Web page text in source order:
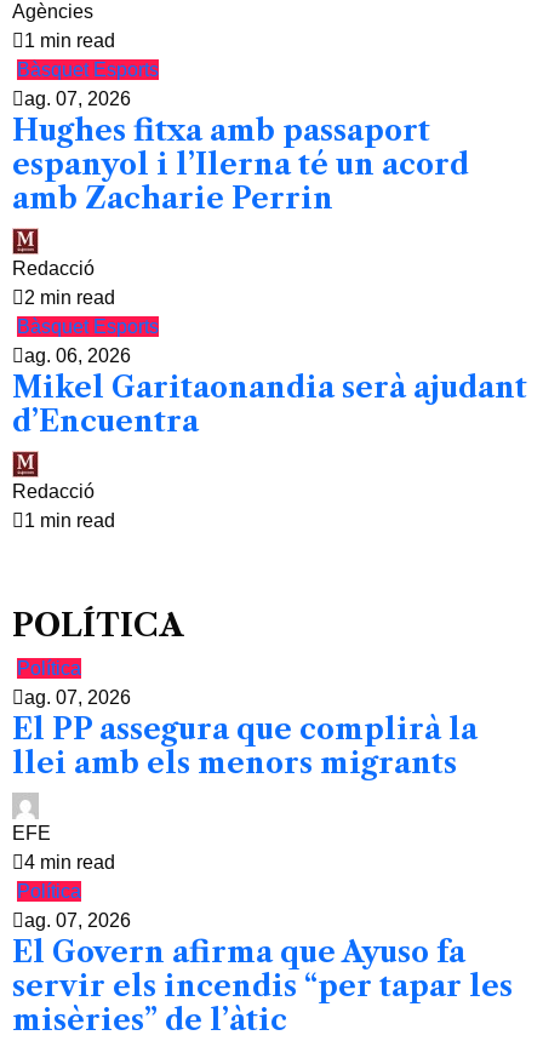
Agències
1 min read
Bàsquet Esports
ag. 07, 2026
Hughes fitxa amb passaport
espanyol i l’Ilerna té un acord
amb Zacharie Perrin
Redacció
2 min read
Bàsquet Esports
ag. 06, 2026
Mikel Garitaonandia serà ajudant
d’Encuentra
Redacció
1 min read
POLÍTICA
Política
ag. 07, 2026
El PP assegura que complirà la
llei amb els menors migrants
EFE
4 min read
Política
ag. 07, 2026
El Govern afirma que Ayuso fa
servir els incendis “per tapar les
misèries” de l’àtic